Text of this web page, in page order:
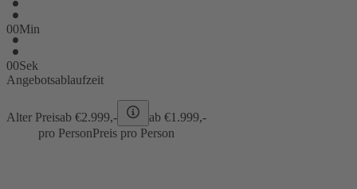
00Min
00Sek
Angebotsablaufzeit
Alter Preisab €2.999,- ab €1.999,-
pro PersonPreis pro Person